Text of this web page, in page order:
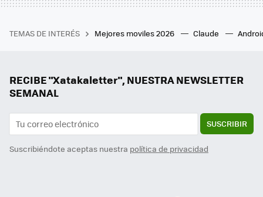
TEMAS DE INTERÉS Mejores moviles 2026 Claude
RECIBE "Xatakaletter", NUESTRA NEWSLETTER
SEMANAL
SUSCRIBIR
Suscribiéndote aceptas nuestra política de privacidad